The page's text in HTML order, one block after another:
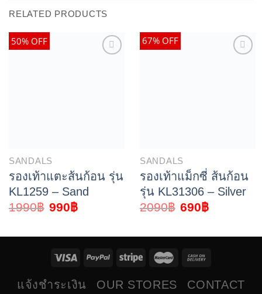
RELATED PRODUCTS
50% OFF
SANDALS
รองเท้าแตะส้นก้อน รุ่น
KL1259 – Sand
1990฿ 990฿
67% OFF
SANDALS
รองเท้าแม็กซี่ ส้นก้อน
รุ่น KL31306 – Silver
2090฿ 690฿
แจ้งชำระเงิน OUR STORES CONTACT